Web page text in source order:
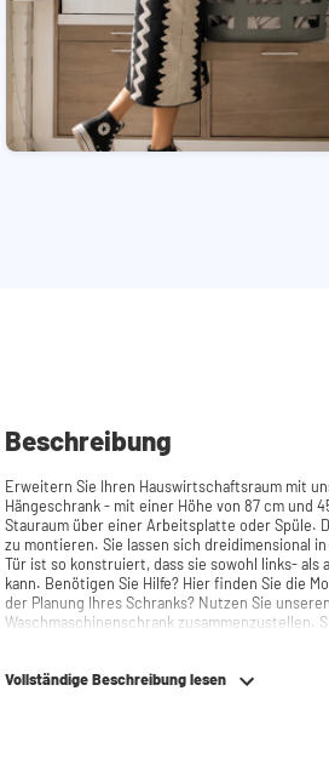
Beschreibung
Erweitern Sie Ihren Hauswirtschaftsraum mit
Hängeschrank - mit einer Höhe von 87 cm und
Stauraum über einer Arbeitsplatte oder Spüle. Die Scharniere sind einfach und schnell
zu montieren. Sie lassen sich dreidimensional
Tür ist so konstruiert, dass sie sowohl links-
kann. Benötigen Sie Hilfe? Hier finden Sie die Montageanleitung. Benötigen Sie Hilfe bei
der Planung Ihres Schranks? Nutzen Sie
Waschmaschinenschrank zusammenzustellen.
Vollständige Beschreibung lesen